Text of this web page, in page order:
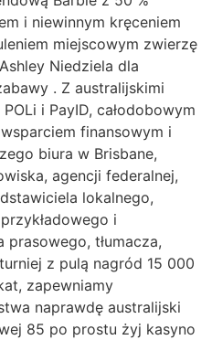
i niewinnym kręceniem
miejscowym zwierzę
Niedziela dla
. Z australijskimi
i PayID, całodobowym
finansowym i
biura w Brisbane,
agencji federalnej,
lokalnego,
i
tłumacza,
z pulą nagród 15 000
zapewniamy
naprawdę australijski
85 po prostu żyj kasyno